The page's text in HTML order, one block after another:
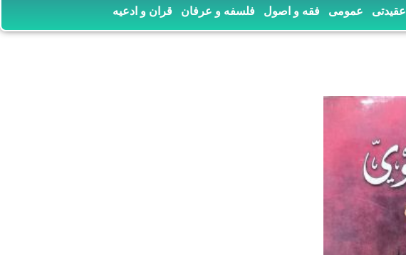
عقیدتی عمومی فقه و اصول فلسفه و عرفان قران و ادعیه